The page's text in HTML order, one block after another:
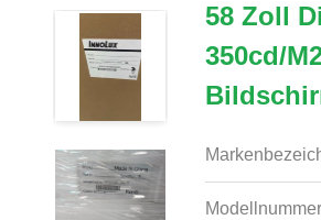
58 Zoll
350cd/